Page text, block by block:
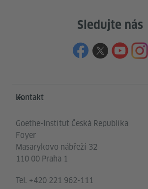
Sledujte nás
Service- und
Kontakt
Goethe-Institut Česká Republika
Foyer
Masarykovo nábřeží 32
110 00 Praha 1
Tel. +420 221 962-111